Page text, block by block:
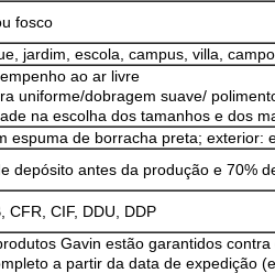
fosco
jardim, escola, campus, villa,
ao ar livre
uniforme/dobragem suave/
na escolha dos tamanhos e dos
espuma de borracha preta; exterior:
depósito antes da produção e 70%
CFR, CIF, DDU, DDP
Gavin estão garantidos
a partir da data de expedição